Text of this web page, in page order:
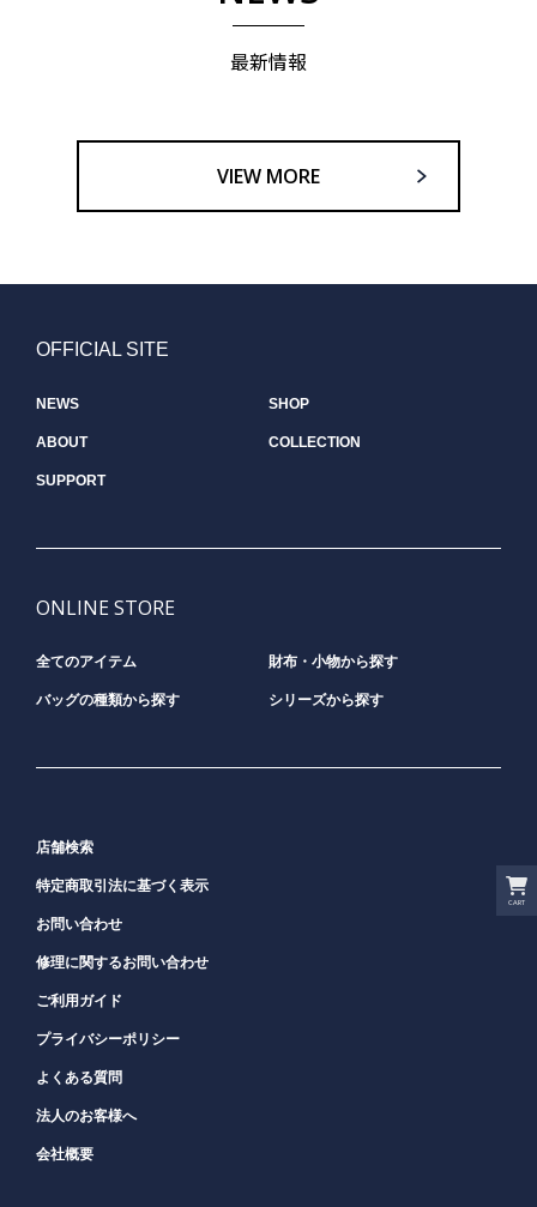
CART
最新情報
VIEW MORE
OFFICIAL SITE
NEWS SHOP
ABOUT COLLECTION
SUPPORT
ONLINE STORE
全てのアイテム 財布・小物から探す
バッグの種類から探す シリーズから探す
店舗検索
特定商取引法に基づく表示
お問い合わせ
修理に関するお問い合わせ
ご利用ガイド
プライバシーポリシー
よくある質問
法人のお客様へ
会社概要